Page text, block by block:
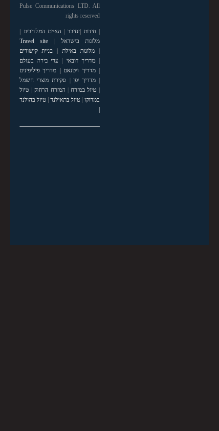
Pulse Communications LTD. All
rights reserved
|חידות זנזיבר האיים המלדיבים
מלונות בישראל
Travel site
|מלונות באילת
בניית קישורים
מדריך דובאי
ערי בירה בעולם
|מדריך ויטנאם
מדריך פיליפינים
|מדריך יפן
סקירת מוצרי חשמל
טיול במזרח המזרח הרחוק| טיול
במרוקו| טיול בתאילנד| טיול בהולנד